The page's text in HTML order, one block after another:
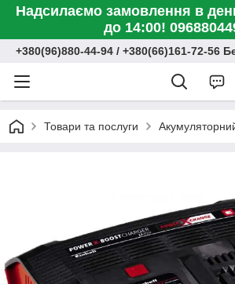
Надсилаємо замовлення в
до 14:00!
+380(96)880-44-94 / +380(66)161-72-56
Товари та послуги